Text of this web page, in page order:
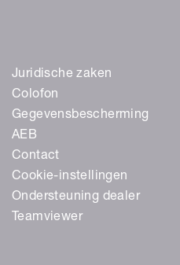
Juridische zaken
Colofon
Gegevensbescherming
AEB
Contact
Cookie-instellingen
Ondersteuning dealer
Teamviewer